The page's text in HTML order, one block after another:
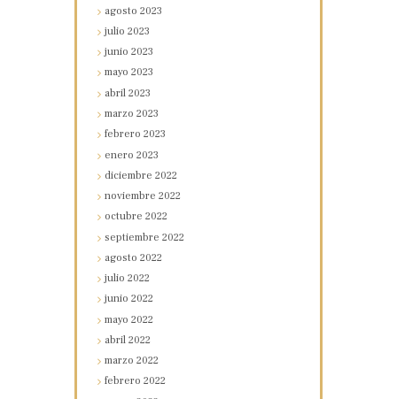
agosto2023
julio2023
junio2023
mayo2023
abril2023
marzo2023
febrero2023
enero2023
diciembre2022
noviembre2022
octubre2022
septiembre2022
agosto2022
julio2022
junio2022
mayo2022
abril2022
marzo2022
febrero2022